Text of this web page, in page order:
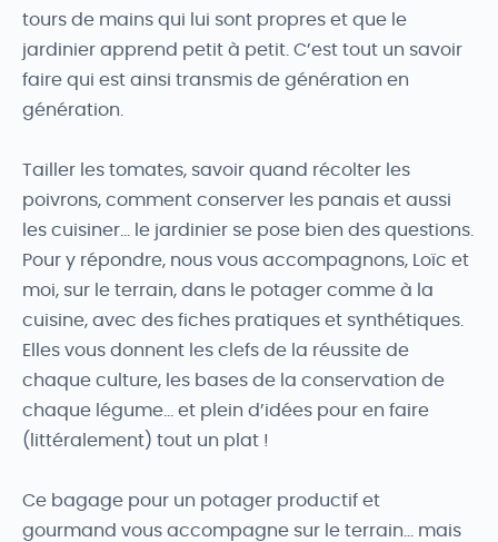
tours de mains qui lui sont propres et que le
jardinier apprend petit à petit. C’est tout un savoir
faire qui est ainsi transmis de génération en
génération.
Tailler les tomates, savoir quand récolter les
poivrons, comment conserver les panais et aussi
les cuisiner… le jardinier se pose bien des questions.
Pour y répondre, nous vous accompagnons, Loïc et
moi, sur le terrain, dans le potager comme à la
cuisine, avec des fiches pratiques et synthétiques.
Elles vous donnent les clefs de la réussite de
chaque culture, les bases de la conservation de
chaque légume… et plein d’idées pour en faire
(littéralement) tout un plat !
Ce bagage pour un potager productif et
gourmand vous accompagne sur le terrain… mais